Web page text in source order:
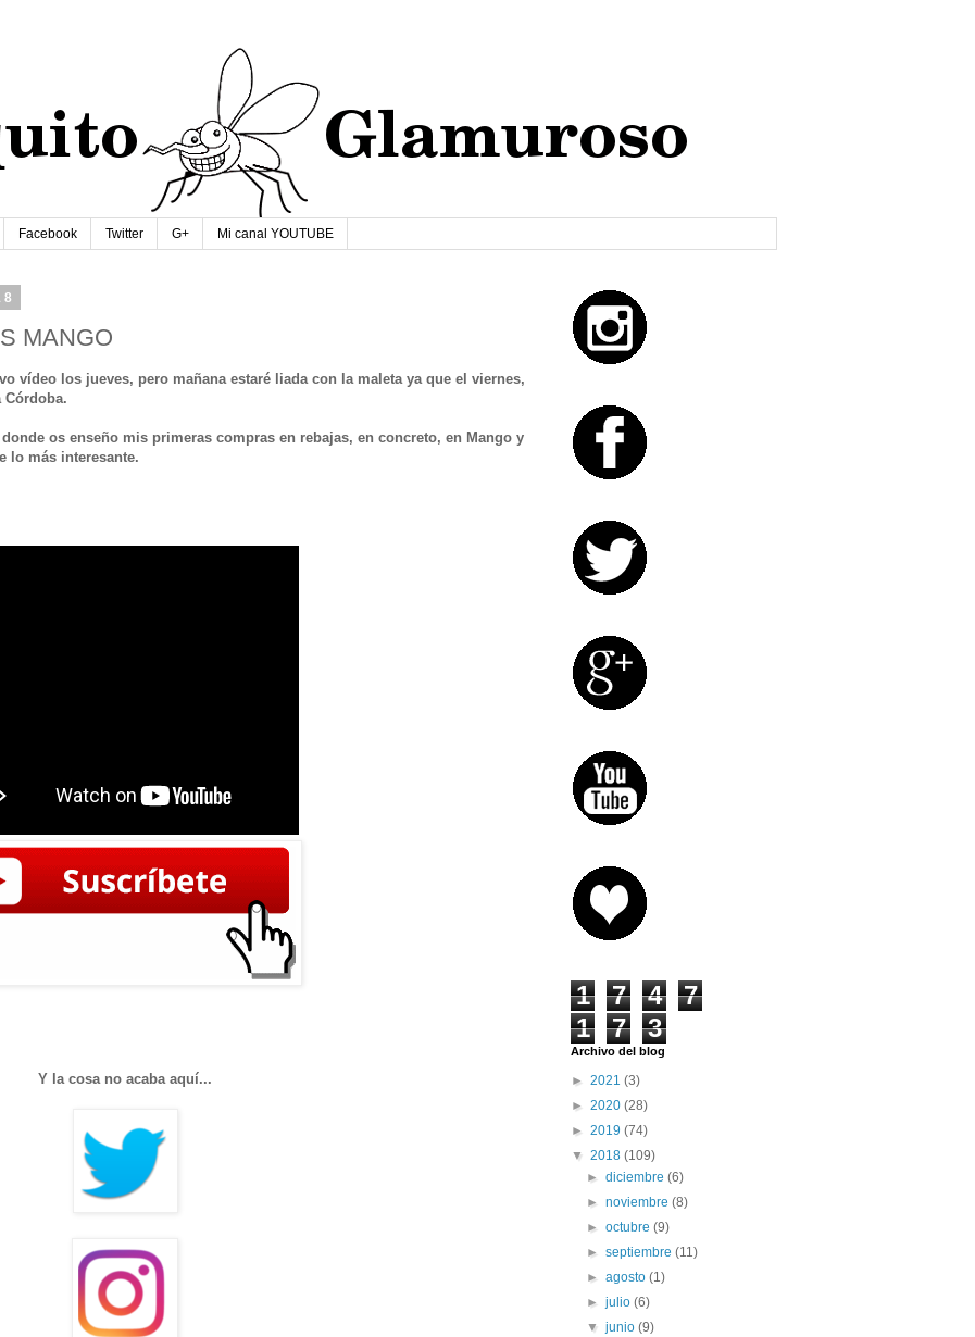
Facebook Twitter G+ Mi canal YOUTUBE
MANGO
vídeo los jueves, pero mañana estaré liada con la maleta ya que el viernes,
Córdoba.
os enseño mis primeras compras en rebajas, en concreto, en Mango y
lo más interesante.
Y la cosa no acaba aquí...
1 7 4
7
1
7 3
Archivo del blog
► 2021 (3)
► 2020 (28)
► 2019 (74)
▼ 2018 (109)
►diciembre(6)
►noviembre(8)
►octubre(9)
►septiembre(11)
►agosto(1)
►julio(6)
▼junio(9)